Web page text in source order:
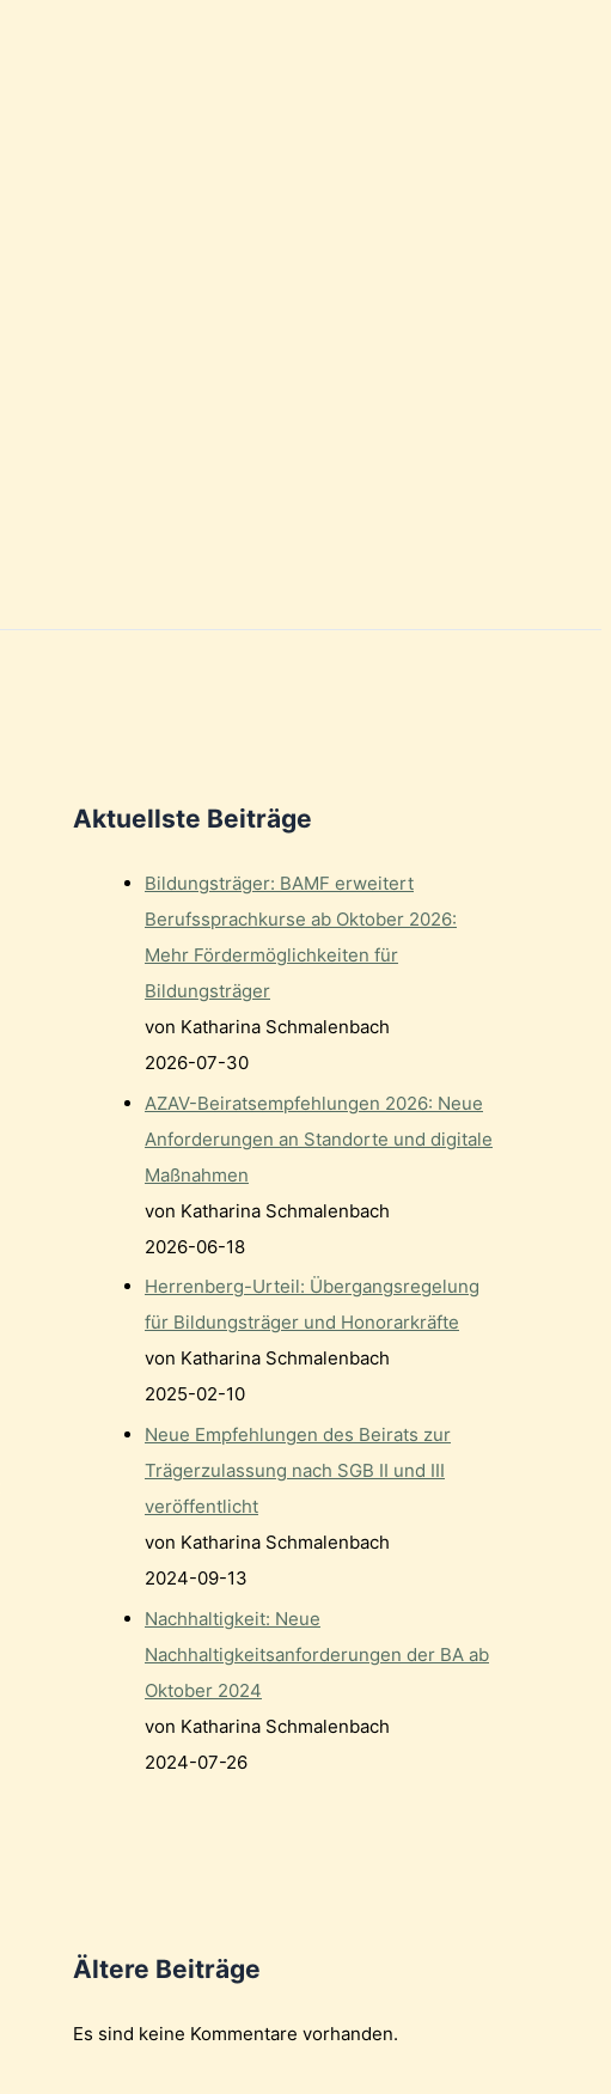
Aktuellste Beiträge
Bildungsträger: BAMF erweitert
Berufssprachkurse ab Oktober 2026:
Mehr Fördermöglichkeiten für
Bildungsträger
von Katharina Schmalenbach
2026-07-30
AZAV-Beiratsempfehlungen 2026: Neue
Anforderungen an Standorte und digitale
Maßnahmen
von Katharina Schmalenbach
2026-06-18
Herrenberg-Urteil: Übergangsregelung
für Bildungsträger und Honorarkräfte
von Katharina Schmalenbach
2025-02-10
Neue Empfehlungen des Beirats zur
Trägerzulassung nach SGB II und III
veröffentlicht
von Katharina Schmalenbach
2024-09-13
Nachhaltigkeit: Neue
Nachhaltigkeitsanforderungen der BA ab
Oktober 2024
von Katharina Schmalenbach
2024-07-26
Ältere Beiträge
Es sind keine Kommentare vorhanden.